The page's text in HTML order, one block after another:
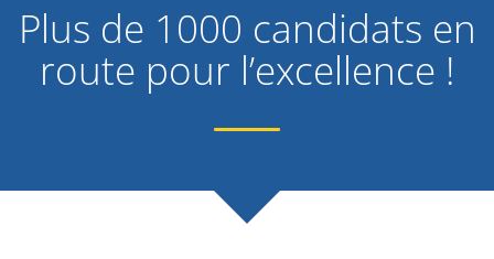
Plus de 1000 candidats en
route pour l’excellence !